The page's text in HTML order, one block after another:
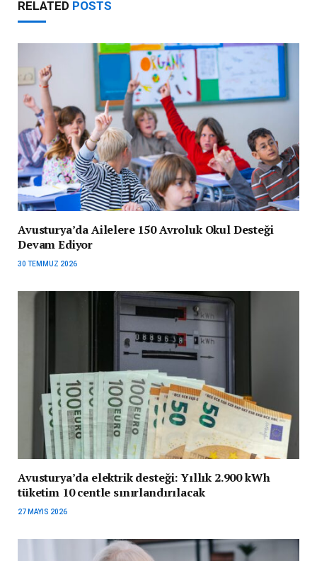
RELATED POSTS
Avusturya’da Ailelere 150 Avroluk Okul Desteği
Devam Ediyor
30 TEMMUZ 2026
Avusturya’da elektrik desteği: Yıllık 2.900 kWh
tüketim 10 centle sınırlandırılacak
27 MAYIS 2026